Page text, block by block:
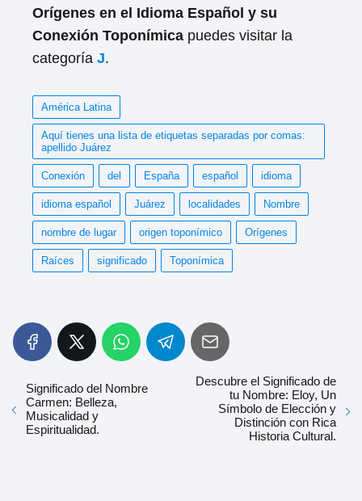
Orígenes en el Idioma Español y su
Conexión Toponímica puedes visitar la
categoría J.
América Latina
Aquí tienes una lista de etiquetas separadas por comas:
apellido Juárez
Conexión del España español idioma
idioma español Juárez localidades Nombre
nombre de lugar origen toponímico Orígenes
Raíces significado Toponímica
Significado del Nombre
Carmen: Belleza,
Musicalidad y
Espiritualidad.
Descubre el Significado de
tu Nombre: Eloy, Un
Símbolo de Elección y
Distinción con Rica
Historia Cultural.